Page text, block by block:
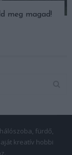
meg magad!
fürdő,
kreatív hobbi